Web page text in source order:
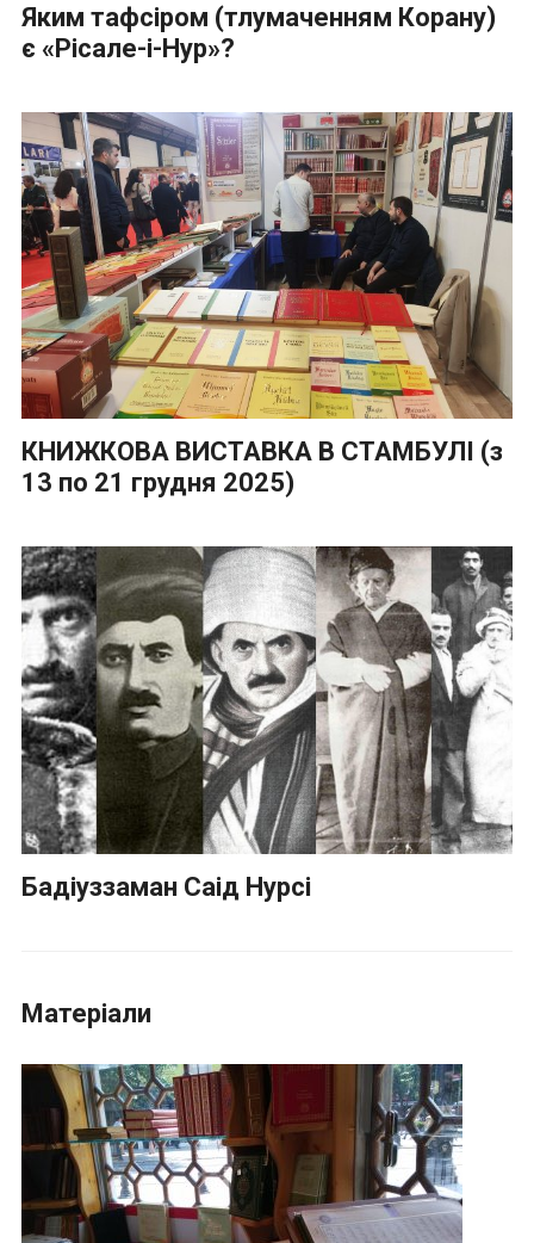
Яким тафсіром (тлумаченням Корану)
є «Рісале-і-Нур»?
КНИЖКОВА ВИСТАВКА В СТАМБУЛІ (з
13 по 21 грудня 2025)
Бадіуззаман Саід Нурсі
Матеріали